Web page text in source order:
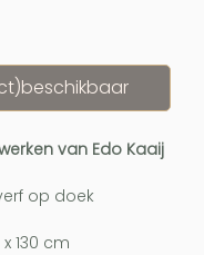
van Edo Kaaij
op doek
x 130 cm